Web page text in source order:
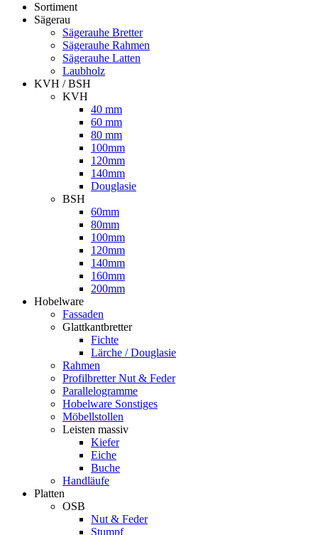
Sortiment
Sägerau
Sägerauhe Bretter
Sägerauhe Rahmen
Sägerauhe Latten
Laubholz
KVH / BSH
KVH
40 mm
60 mm
80 mm
100mm
120mm
140mm
Douglasie
BSH
60mm
80mm
100mm
120mm
140mm
160mm
200mm
Hobelware
Fassaden
Glattkantbretter
Fichte
Lärche / Douglasie
Rahmen
Profilbretter Nut & Feder
Parallelogramme
Hobelware Sonstiges
Möbellstollen
Leisten massiv
Kiefer
Eiche
Buche
Handläufe
Platten
OSB
Nut & Feder
Stumpf